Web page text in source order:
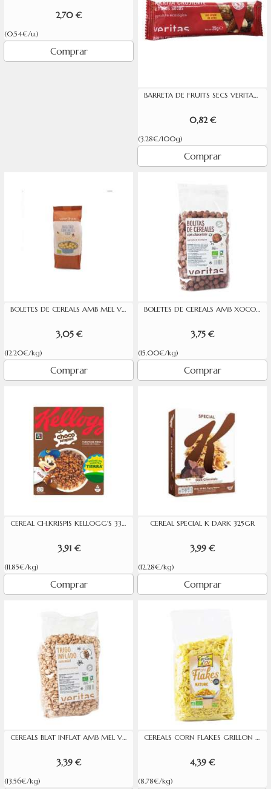
2,70 €
(0.54€/u.)
Comprar
BARRETA DE FRUITS SECS VERITAS 25G
0,82 €
(3.28€/100g)
Comprar
BOLETES DE CEREALS AMB MEL VERITAS 250G
3,05 €
(12.20€/kg)
Comprar
BOLETES DE CEREALS AMB XOCOLATA VERITAS 250G
3,75 €
(15.00€/kg)
Comprar
CEREAL CH.KRISPIS KELLOGG'S 330G
3,91 €
(11.85€/kg)
Comprar
CEREAL SPECIAL K DARK 325GR
3,99 €
(12.28€/kg)
Comprar
CEREALS BLAT INFLAT AMB MEL VERITAS 200G
3,39 €
(13.56€/kg)
CEREALS CORN FLAKES GRILLON 500G
4,39 €
(8.78€/kg)